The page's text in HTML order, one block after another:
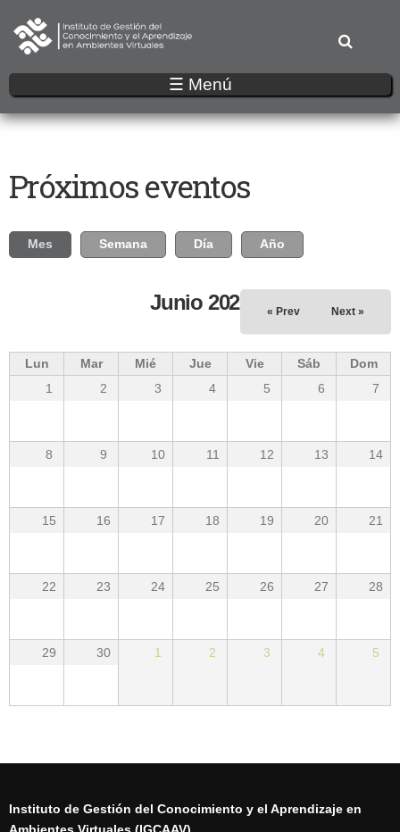
al
contenido
principal
☰ Menú
Próximos eventos
Solapas principales
Mes (solapa activa)
Semana Día Año
Junio 2026 « Prev Next »
Lun Mar Mié Jue Vie Sáb
Dom
1
2 3 4 5 6 7
8 9 10 11 12 13 14
15 16 17 18 19 20 21
22 23 24 25 26 27 28
29 30 1 2 3 4 5
Instituto de Gestión del Conocimiento y el Aprendizaje en